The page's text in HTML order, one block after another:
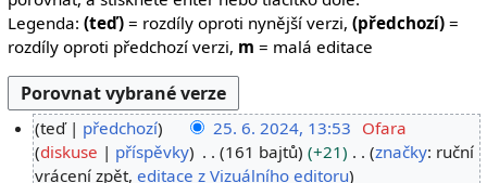
Legenda: (teď)= rozdíly oproti nynější verzi, (předchozí)=
rozdíly oproti předchozí verzi, m = malá editace
teď předchozí 25. 6. 2024, 13:53 Ofara
diskuse
příspěvky 161 bajtů
+21
B
značky: ruční
vrácení zpět editace z Vizuálního editoru